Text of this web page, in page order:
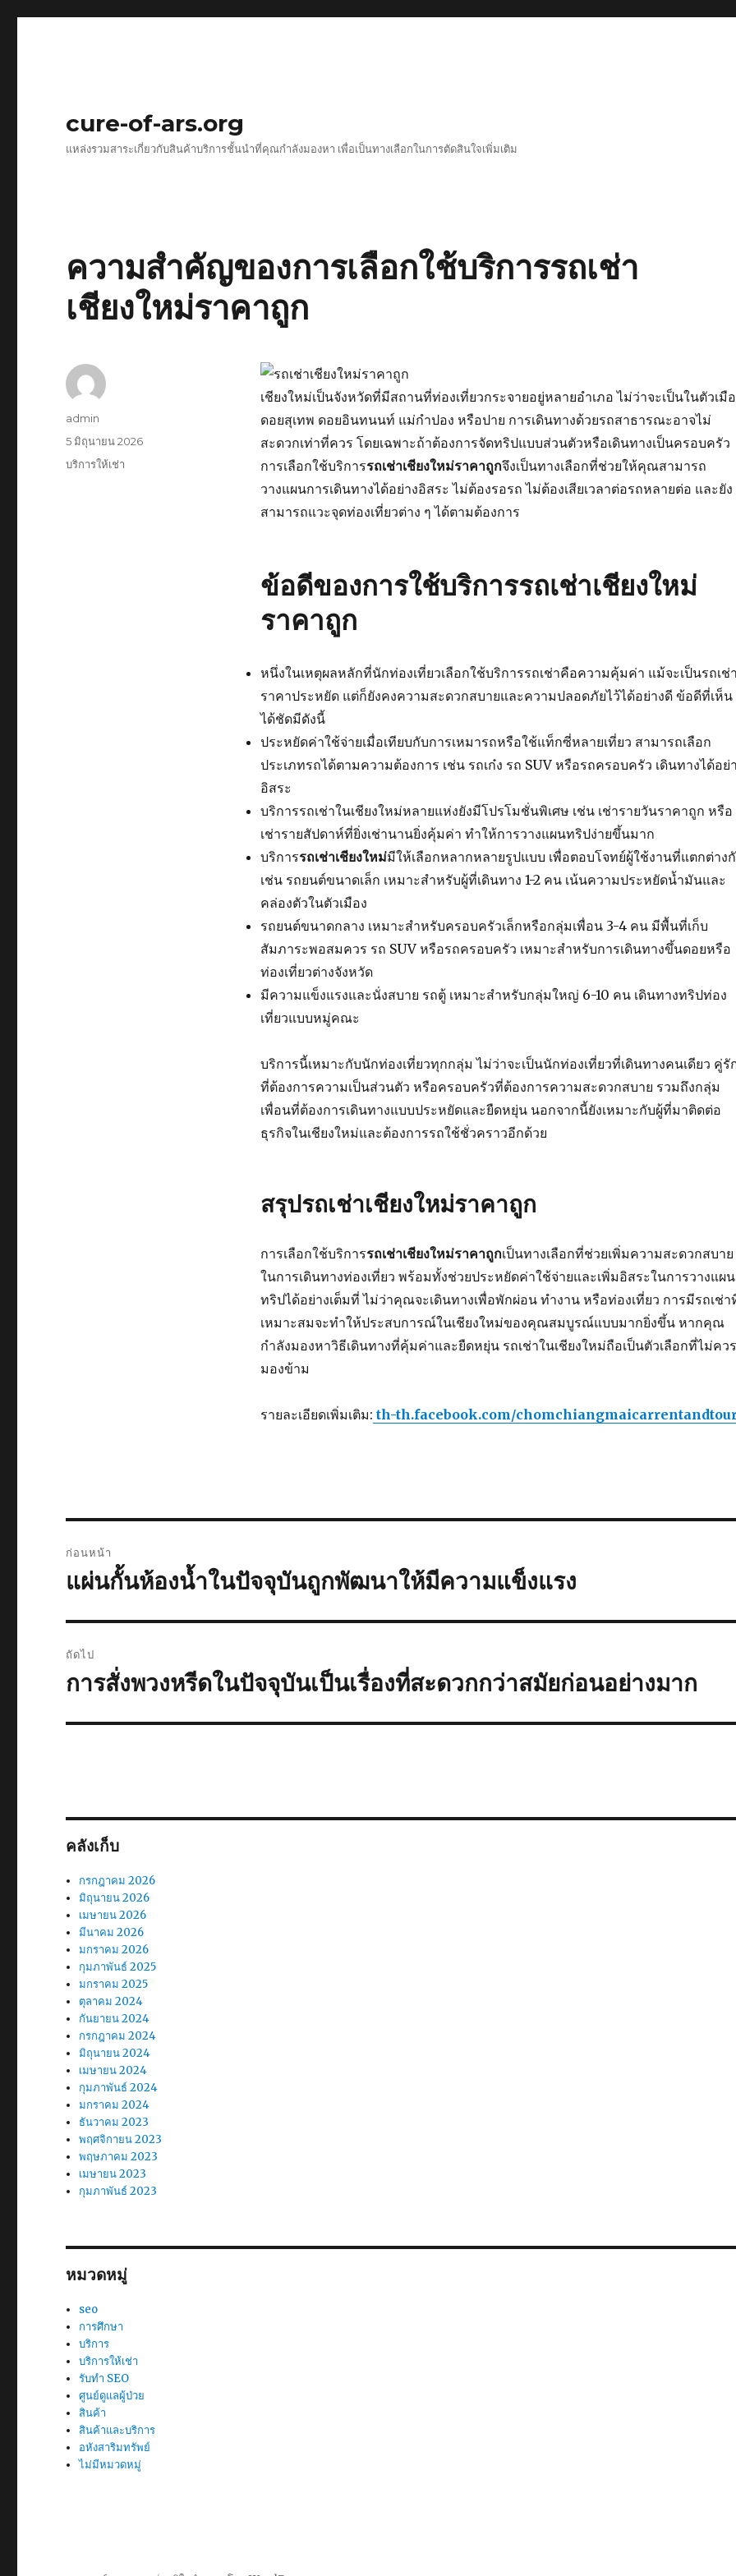
cure-of-ars.org
แหล่งรวมสาระเกี่ยวกับสินค้าบริการชั้นนำที่คุณกำลังมองหา เพื่อเป็นทางเลือกในการตัดสินใจเพิ่มเติม
ความสำคัญของการเลือกใช้บริการรถเช่า
เชียงใหม่ราคาถูก
เชียงใหม่เป็นจังหวัดที่มีสถานที่ท่องเที่ยวกระจายอยู่หลายอำเภอ ไม่ว่าจะเป็นในตัวเมื
ดอยสุเทพ ดอยอินทนนท์ แม่กำปอง หรือปาย การเดินทางด้วยรถสาธารณะอาจไม่
สะดวกเท่าที่ควร โดยเฉพาะถ้าต้องการจัดทริปแบบส่วนตัวหรือเดินทางเป็นครอบครัว
การเลือกใช้บริการรถเช่าเชียงใหม่ราคาถูกจึงเป็นทางเลือกที่ช่วยให้คุณสามารถ
วางแผนการเดินทางได้อย่างอิสระ ไม่ต้องรอรถ ไม่ต้องเสียเวลาต่อรถหลายต่อ และยัง
สามารถแวะจุดท่องเที่ยวต่าง ๆ ได้ตามต้องการ
ข้อดีของการใช้บริการรถเช่าเชียงใหม่
ราคาถูก
หนึ่งในเหตุผลหลักที่นักท่องเที่ยวเลือกใช้บริการรถเช่าคือความคุ้มค่า แม้จะเป็นรถเช่า
ราคาประหยัด แต่ก็ยังคงความสะดวกสบายและความปลอดภัยไว้ได้อย่างดี ข้อดีที่เห็น
ได้ชัดมีดังนี้
ประหยัดค่าใช้จ่ายเมื่อเทียบกับการเหมารถหรือใช้แท็กซี่หลายเที่ยว สามารถเลือก
ประเภทรถได้ตามความต้องการ เช่น รถเก๋ง รถ SUV หรือรถครอบครัว เดินทางได้อย่
อิสระ
บริการรถเช่าในเชียงใหม่หลายแห่งยังมีโปรโมชั่นพิเศษ เช่น เช่ารายวันราคาถูก หรือ
เช่ารายสัปดาห์ที่ยิ่งเช่านานยิ่งคุ้มค่า ทำให้การวางแผนทริปง่ายขึ้นมาก
บริการรถเช่าเชียงใหม่มีให้เลือกหลากหลายรูปแบบ เพื่อตอบโจทย์ผู้ใช้งานที่แตกต่าง
เช่น รถยนต์ขนาดเล็ก เหมาะสำหรับผู้ที่เดินทาง 1-2 คน เน้นความประหยัดน้ำมันและ
คล่องตัวในตัวเมือง
รถยนต์ขนาดกลาง เหมาะสำหรับครอบครัวเล็กหรือกลุ่มเพื่อน 3-4 คน มีพื้นที่เก็บ
สัมภาระพอสมควร รถ SUV หรือรถครอบครัว เหมาะสำหรับการเดินทางขึ้นดอยหรือ
ท่องเที่ยวต่างจังหวัด
มีความแข็งแรงและนั่งสบาย รถตู้ เหมาะสำหรับกลุ่มใหญ่ 6-10 คน เดินทางทริปท่อง
เที่ยวแบบหมู่คณะ
บริการนี้เหมาะกับนักท่องเที่ยวทุกกลุ่ม ไม่ว่าจะเป็นนักท่องเที่ยวที่เดินทางคนเดียว คู่รั
ที่ต้องการความเป็นส่วนตัว หรือครอบครัวที่ต้องการความสะดวกสบาย รวมถึงกลุ่ม
เพื่อนที่ต้องการเดินทางแบบประหยัดและยืดหยุ่น นอกจากนี้ยังเหมาะกับผู้ที่มาติดต่อ
ธุรกิจในเชียงใหม่และต้องการรถใช้ชั่วคราวอีกด้วย
สรุปรถเช่าเชียงใหม่ราคาถูก
การเลือกใช้บริการรถเช่าเชียงใหม่ราคาถูกเป็นทางเลือกที่ช่วยเพิ่มความสะดวกสบาย
ในการเดินทางท่องเที่ยว พร้อมทั้งช่วยประหยัดค่าใช้จ่ายและเพิ่มอิสระในการวางแผน
ทริปได้อย่างเต็มที่ ไม่ว่าคุณจะเดินทางเพื่อพักผ่อน ทำงาน หรือท่องเที่ยว การมีรถเช่า
เหมาะสมจะทำให้ประสบการณ์ในเชียงใหม่ของคุณสมบูรณ์แบบมากยิ่งขึ้น หากคุณ
กำลังมองหาวิธีเดินทางที่คุ้มค่าและยืดหยุ่น รถเช่าในเชียงใหม่ถือเป็นตัวเลือกที่ไม่ควร
มองข้าม
รายละเอียดเพิ่มเติม: th-th.facebook.com/
ผู้
เขียน
admin
เขียน
เมื่อ
5 มิถุนายน 2026
หมวด
บริการให้เช่า
เรื่อง
ก่อนหน้า
เรื่อง
หน้า:
แผ่นกั้นห้องน้ำในปัจจุบันถูกพัฒนาให้มีความแข็งแรง
ถัดไป
เรื่อง
ไป:
การสั่งพวงหรีดในปัจจุบันเป็นเรื่องที่สะดวกกว่าสมัยก่อนอย่างมาก
คลังเก็บ
กรกฎาคม 2026
มิถุนายน 2026
เมษายน 2026
มีนาคม 2026
มกราคม 2026
กุมภาพันธ์ 2025
มกราคม 2025
ตุลาคม 2024
กันยายน 2024
กรกฎาคม 2024
มิถุนายน 2024
เมษายน 2024
กุมภาพันธ์ 2024
มกราคม 2024
ธันวาคม 2023
พฤศจิกายน 2023
พฤษภาคม 2023
เมษายน 2023
กุมภาพันธ์ 2023
หมวดหมู่
seo
การศึกษา
บริการ
บริการให้เช่า
รับทำ SEO
ศูนย์ดูแลผู้ป่วย
สินค้า
สินค้าและบริการ
อหังสาริมทรัพย์
ไม่มีหมวดหมู่